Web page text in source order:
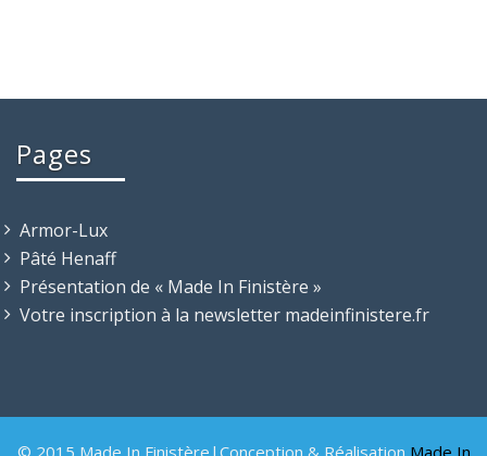
Pages
Armor-Lux
Pâté Henaff
Présentation de « Made In Finistère »
Votre inscription à la newsletter madeinfinistere.fr
© 2015 Made In Finistère|Conception & Réalisation Made In